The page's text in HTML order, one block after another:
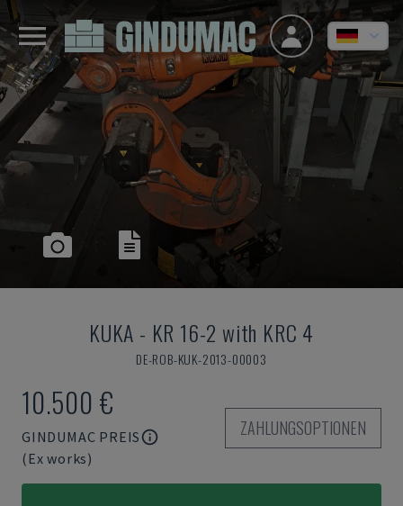
KUKA - KR 16-2 with KRC 4
DE-ROB-KUK-2013-00003
10.500 €
GINDUMAC PREIS
(Ex works)
ZAHLUNGSOPTIONEN